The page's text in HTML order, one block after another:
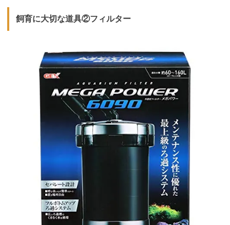
飼育に大切な道具②フィルター